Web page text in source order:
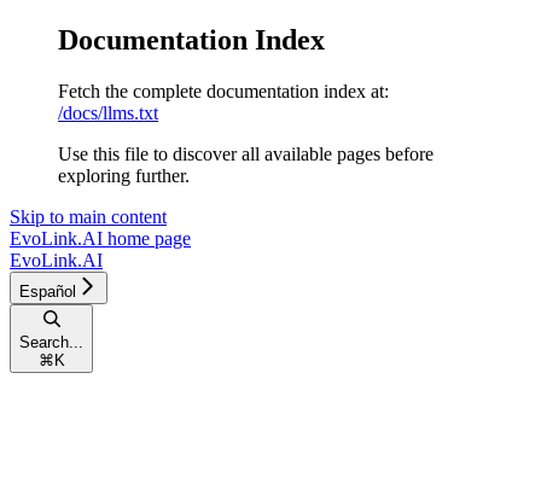
Documentation Index
Fetch the complete documentation index at:
/docs/llms.txt
Use this file to discover all available pages before
exploring further.
Skip to main content
EvoLink.AI home page
EvoLink.AI
Español
Search...
⌘ K